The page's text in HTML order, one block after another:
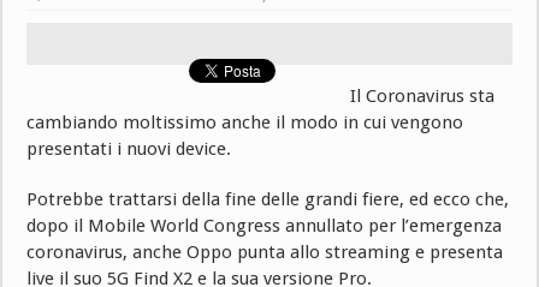
Il Coronavirus sta
cambiando moltissimo anche il modo in cui vengono
presentati i nuovi device.
Potrebbe trattarsi della fine delle grandi fiere, ed ecco che,
dopo il Mobile World Congress annullato per l’emergenza
coronavirus, anche Oppo punta allo streaming e presenta
live il suo 5G Find X2 e la sua versione Pro.